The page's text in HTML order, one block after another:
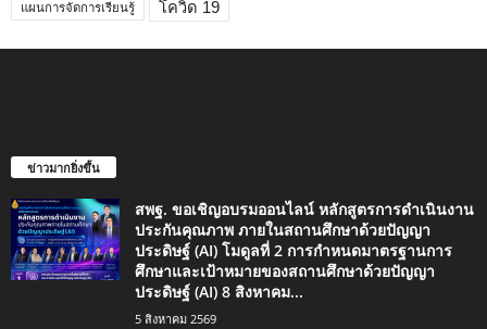
แผนการจัดการเรียนรู้ โควิด 19
ข่าวมากยิ่งขึ้น
สพฐ. ขอเชิญอบรมออนไลน์ หลักสูตรการดำเนินงาน
ประกันคุณภาพ ภายในสถานศึกษาด้วยปัญญา
ประดิษฐ์ (AI) โมดูลที่ 2 การกำหนดมาตรฐานการ
ศึกษาและเป้าหมายของสถานศึกษาด้วยปัญญา
ประดิษฐ์ (AI) 8 สิงหาคม...
5 สิงหาคม 2569